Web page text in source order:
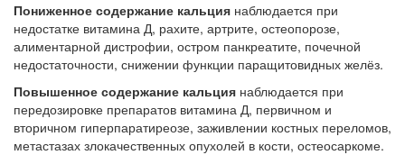
Пониженное содержание кальция наблюдается при
недостатке витамина Д, рахите, артрите, остеопорозе,
алиментарной дистрофии, остром панкреатите, почечной
недостаточности, снижении функции паращитовидных желёз.
Повышенное содержание кальция наблюдается при
передозировке препаратов витамина Д, первичном и
вторичном гиперпаратиреозе, заживлении костных переломов,
метастазах злокачественных опухолей в кости, остеосаркоме.